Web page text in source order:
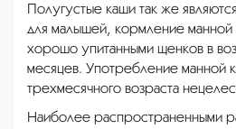
Полугустые каши так же
для малышей, кормление манной
хорошо упитанными щенков в
месяцев. Употребление манной
трехмесячного возраста
Наиболее распространенными